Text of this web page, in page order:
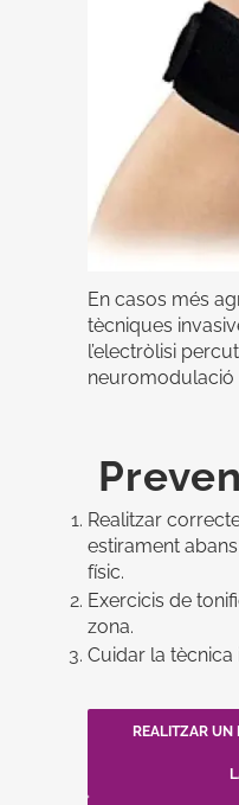
En casos més
tècniques
l’electròlisi
neuromodulació
Realitzar
estirament
físic.
Exercicis de
zona.
Cuidar la tècnica
REALITZAR UN